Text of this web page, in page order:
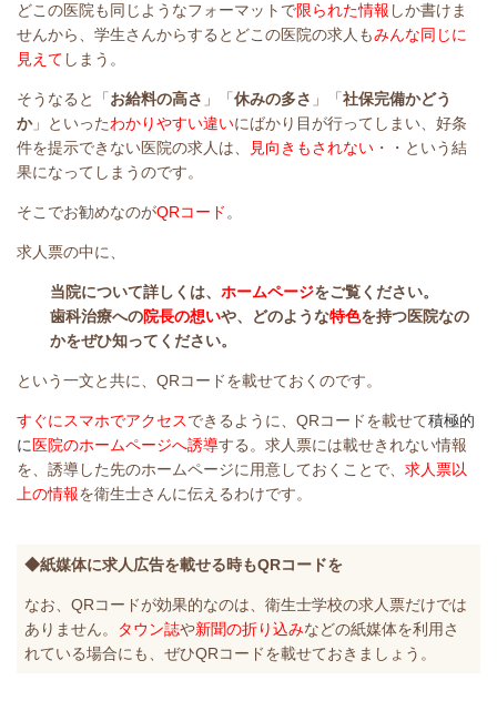
どこの医院も同じようなフォーマットで限られた情報 しか書けま
せんから、学生さんからするとどこの医院の求人もみんな同じに
見えて しまう。
そうなると「お給料の高さ 」「休みの多さ 」「社保完備かどう
か」といったわかりやすい違いにばかり目が行ってしまい、好条
件を提示できない医院の求人は、
見向きもされない ・・という結
果になってしまうのです。
そこでお勧めなのがQRコード 。
求人票の中に、
当院について詳しくは、 ホームページをご覧ください。
歯科治療への院長の想いや、どのような特色を持つ医院なの
かをぜひ知ってください。
という一文と共に、QRコードを載せておくのです。
すぐにスマホでアクセスできるように、QRコードを載せて積極的
に 医院のホームページへ誘導する。求人票には載せきれない情報
を、誘導した先のホームページに用意しておくことで、 求人票以
上の情報を衛生士さんに伝えるわけです。
◆紙媒体に求人広告を載せる時もQRコードを
なお、QRコードが効果的なのは、衛生士学校の求人票だけでは
ありません。
タウン誌や新聞の折り込みなどの紙媒体を利用さ
れている場合にも、ぜひQRコードを載せておきましょう。